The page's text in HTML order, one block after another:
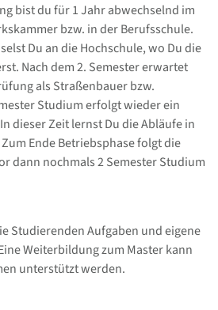
bist du für 1 Jahr abwechselnd im
bzw. in der Berufsschule.
Du an die Hochschule, wo Du die
Nach dem 2. Semester erwartet
als Straßenbauer bzw.
Studium erfolgt wieder ein
dieser Zeit lernst Du die Abläufe in
Ende Betriebsphase folgt die
dann nochmals 2 Semester Studium
Studierenden Aufgaben und eigene
Weiterbildung zum Master kann
unterstützt werden.